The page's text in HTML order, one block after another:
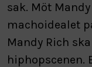
sak. Möt
machoidealet
Mandy Rich
hiphopscenen.